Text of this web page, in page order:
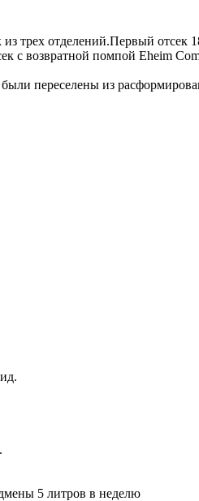
трех отделений.Первый
с возвратной помпой Eheim
переселены из
5 литров в неделю